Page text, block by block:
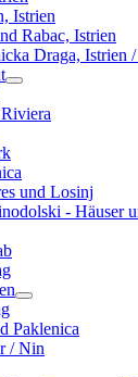
Istrien
Rabac, Istrien
Draga, Istrien
und Losinj
- Häuser
Paklenica
/ Nin